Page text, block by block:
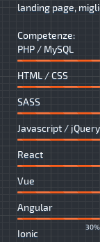
landing page,
Competenze:
PHP / MySQL
HTML / CSS
SASS
Javascript /
React
Vue
Angular
30%
Ionic